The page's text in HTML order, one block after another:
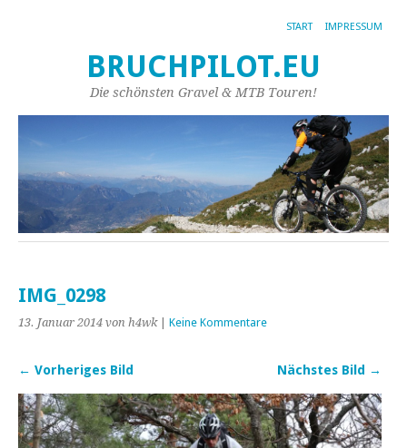
START IMPRESSUM
BRUCHPILOT.EU
Die schönsten Gravel & MTB Touren!
IMG_0298
13. Januar 2014 von h4wk| Keine Kommentare
← Vorheriges Bild Nächstes Bild →